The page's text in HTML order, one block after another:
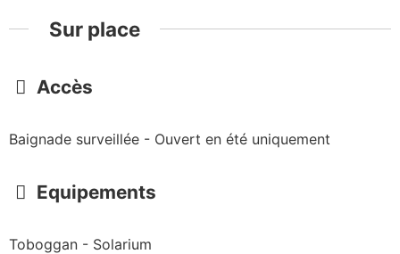
Sur place
Accès
Baignade surveillée - Ouvert en été uniquement
Equipements
Toboggan - Solarium